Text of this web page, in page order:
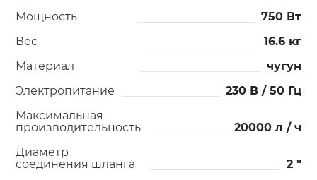
Мощность
750 Вт
Вес
16.6 кг
Материал
чугун
Электропитание
230 В / 50 Гц
Максимальная
производительность
20000 л / ч
Диаметр
соединения шланга
2 "